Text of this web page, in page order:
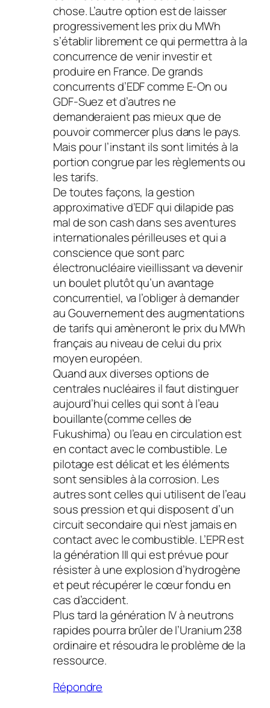
chose. L’autre option est de laisser
progressivement les prix du MWh
s’établir librement ce qui permettra à la
concurrence de venir investir et
produire en France. De grands
concurrents d’EDF comme E-On ou
GDF-Suez et d’autres ne
demanderaient pas mieux que de
pouvoir commercer plus dans le pays.
Mais pour l’instant ils sont limités à la
portion congrue par les règlements ou
les tarifs.
De toutes façons, la gestion
approximative d’EDF qui dilapide pas
mal de son cash dans ses aventures
internationales périlleuses et qui a
conscience que sont parc
électronucléaire vieillissant va devenir
un boulet plutôt qu’un avantage
concurrentiel, va l’obliger à demander
au Gouvernement des augmentations
de tarifs qui amèneront le prix du MWh
français au niveau de celui du prix
moyen européen.
Quand aux diverses options de
centrales nucléaires il faut distinguer
aujourd’hui celles qui sont à l’eau
bouillante(comme celles de
Fukushima) ou l’eau en circulation est
en contact avec le combustible. Le
pilotage est délicat et les éléments
sont sensibles à la corrosion. Les
autres sont celles qui utilisent de l’eau
sous pression et qui disposent d’un
circuit secondaire qui n’est jamais en
contact avec le combustible. L’EPR est
la génération III qui est prévue pour
résister à une explosion d’hydrogène
et peut récupérer le cœur fondu en
cas d’accident.
Plus tard la génération IV à neutrons
rapides pourra brûler de l’Uranium 238
ordinaire et résoudra le problème de la
ressource.
Répondre